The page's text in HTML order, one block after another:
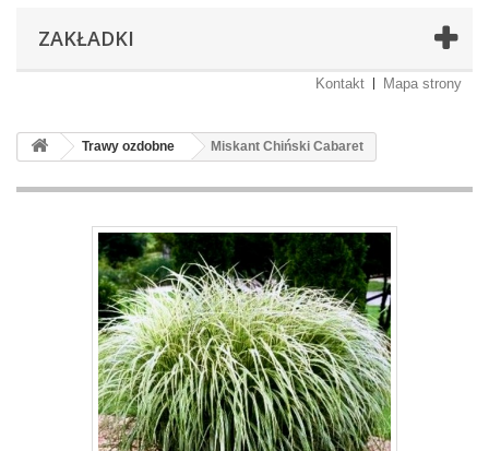
ZAKŁADKI
Kontakt Mapa strony
Trawy ozdobne Miskant Chiński Cabaret